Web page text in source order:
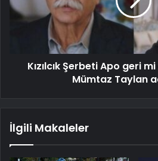
Kızılcık Şerbeti Apo geri
Mümtaz Taylan
İlgili Makaleler